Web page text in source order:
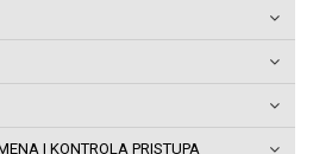
I KONTROLA PRISTUPA